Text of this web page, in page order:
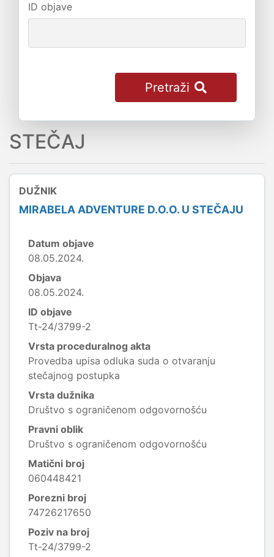
ID objave
Pretraži
STEČAJ
DUŽNIK
MIRABELA ADVENTURE D.O.O. U STEČAJU
Datum objave
08.05.2024.
Objava
08.05.2024.
ID objave
Tt-24/3799-2
Vrsta proceduralnog akta
Provedba upisa odluka suda o otvaranju
stečajnog postupka
Vrsta dužnika
Društvo s ograničenom odgovornošću
Pravni oblik
Društvo s ograničenom odgovornošću
Matični broj
060448421
Porezni broj
74726217650
Poziv na broj
Tt-24/3799-2